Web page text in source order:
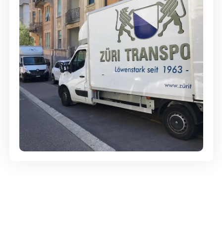
Günstige Umzüge - Hervorragender
Service